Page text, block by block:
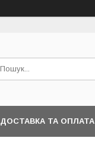
ДОСТАВКА ТА ОПЛАТА